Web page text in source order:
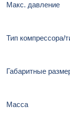
Макс. давление
Тип компрессора/
Габаритные
Масса